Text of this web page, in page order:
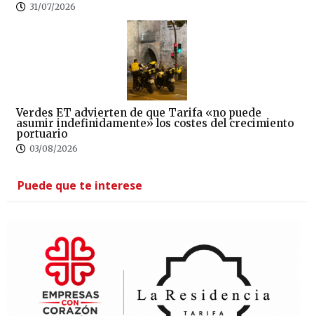
31/07/2026
Verdes ET advierten de que Tarifa «no puede
asumir indefinidamente» los costes del crecimiento
portuario
03/08/2026
Puede que te interese